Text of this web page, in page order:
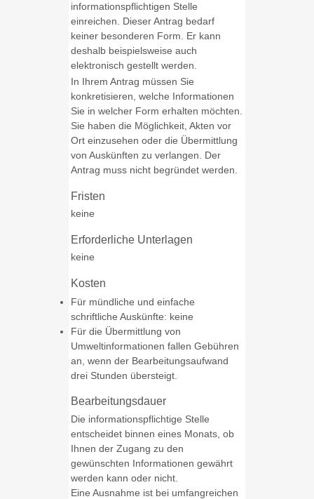
informationspflichtigen Stelle
einreichen. Dieser Antrag bedarf
keiner besonderen Form. Er kann
deshalb beispielsweise auch
elektronisch gestellt werden.
In Ihrem Antrag müssen Sie
konkretisieren, welche Informationen
Sie in welcher Form erhalten möchten.
Sie haben die Möglichkeit, Akten vor
Ort einzusehen oder die Übermittlung
von Auskünften zu verlangen. Der
Antrag muss nicht begründet werden.
Fristen
keine
Erforderliche Unterlagen
keine
Kosten
Für mündliche und einfache
schriftliche Auskünfte: keine
Für die Übermittlung von
Umweltinformationen fallen Gebühren
an, wenn der Bearbeitungsaufwand
drei Stunden übersteigt.
Bearbeitungsdauer
Die informationspflichtige Stelle
entscheidet binnen eines Monats, ob
Ihnen der Zugang zu den
gewünschten Informationen gewährt
werden kann oder nicht.
Eine Ausnahme ist bei umfangreichen